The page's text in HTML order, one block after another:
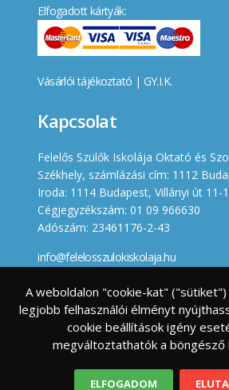
Elfogadott kártyák:
Vásárlói tájékoztató | GY.I.K.
Kapcsolat
Felelős Szülők Iskolája Oktató és
Székhely, számlázási cím: 1112
Iroda: 1114 Budapest, Villányi út 11-
Cégjegyzékszám: 01 09 966630
Adószám: 23461176-2-43
info@felelosszulokiskolaja.hu
A weboldalon "cookie-kat" ("sütiket")
legjobb felhasználói élményt
cookie beállítások igény
megváltoztathatók a böngésző
ELFOGADOM